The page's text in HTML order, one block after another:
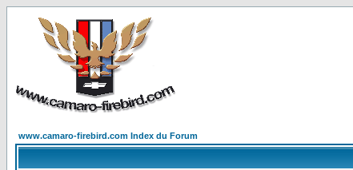
www.camaro-firebird.com Index du Forum